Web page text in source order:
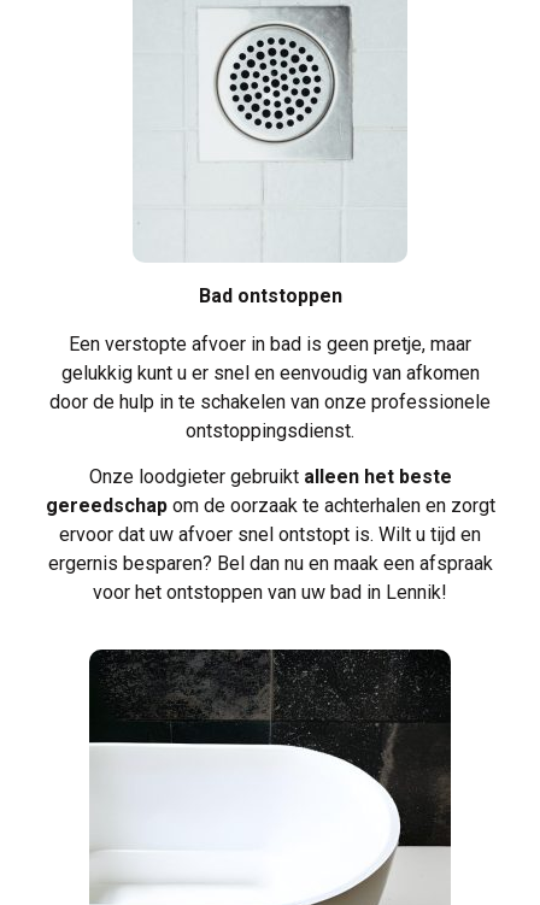
Bad ontstoppen
Een verstopte afvoer in bad is geen pretje, maar
gelukkig kunt u er snel en eenvoudig van afkomen
door de hulp in te schakelen van onze professionele
ontstoppingsdienst.
Onze loodgieter gebruikt alleen het beste
gereedschapom de oorzaak te achterhalen en zorgt
ervoor dat uw afvoer snel ontstopt is. Wilt u tijd en
ergernis besparen? Bel dan nu en maak een afspraak
voor het ontstoppen van uw bad in Lennik!